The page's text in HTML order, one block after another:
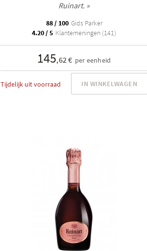
Ruinart. »
88 / 100 Gids Parker
4.20 / 5 Klantemeningen (141)
145,62 € per eenheid
Tijdelijk uit voorraad IN WINKELWAGEN